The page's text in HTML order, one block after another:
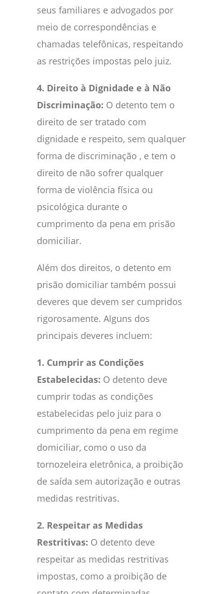
seus familiares e advogados por
meio de correspondências e
chamadas telefônicas, respeitando
as restrições impostas pelo juiz.
4. Direito à Dignidade e à Não
Discriminação: O detento tem o
direito de ser tratado com
dignidade e respeito, sem qualquer
forma de discriminação , e tem o
direito de não sofrer qualquer
forma de violência física ou
psicológica durante o
cumprimento da pena em prisão
domiciliar.
Além dos direitos, o detento em
prisão domiciliar também possui
deveres que devem ser cumpridos
rigorosamente. Alguns dos
principais deveres incluem:
1. Cumprir as Condições
Estabelecidas: O detento deve
cumprir todas as condições
estabelecidas pelo juiz para o
cumprimento da pena em regime
domiciliar, como o uso da
tornozeleira eletrônica, a proibição
de saída sem autorização e outras
medidas restritivas.
2. Respeitar as Medidas
Restritivas: O detento deve
respeitar as medidas restritivas
impostas, como a proibição de